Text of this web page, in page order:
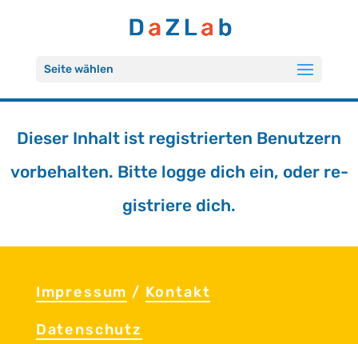
Seite wählen
Die­ser In­halt ist re­gis­trier­ten Be­nut­zern
vor­be­hal­ten. Bitte logge dich ein, oder re­
gis­trie­re dich.
Im­pres­sum / Kon­takt
Da­ten­schutz